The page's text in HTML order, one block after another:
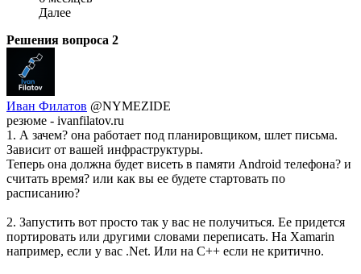
Далее
Решения вопроса 2
Иван Филатов @NYMEZIDE
резюме - ivanfilatov.ru
1. А зачем? она работает под планировщиком, шлет письма.
Зависит от вашей инфраструктуры.
Теперь она должна будет висеть в памяти Android телефона? и
считать время? или как вы ее будете стартовать по
расписанию?
2. Запустить вот просто так у вас не получиться. Ее придется
портировать или другими словами переписать. На Xamarin
например, если у вас .Net. Или на С++ если не критично.